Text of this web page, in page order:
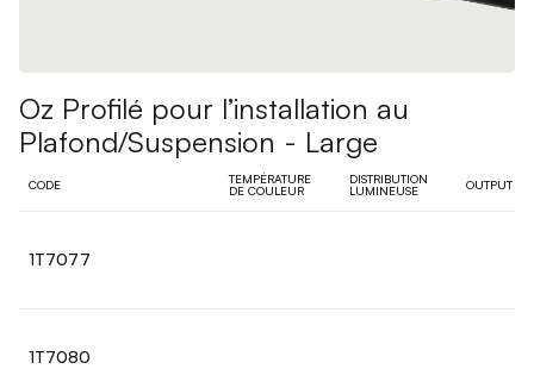
Oz Profilé pour l’installation au
Plafond/Suspension - Large
CODE
TEMPÉRATURE
DE COULEUR
DISTRIBUTION
LUMINEUSE
OUTPUT
1T7077
1T7080